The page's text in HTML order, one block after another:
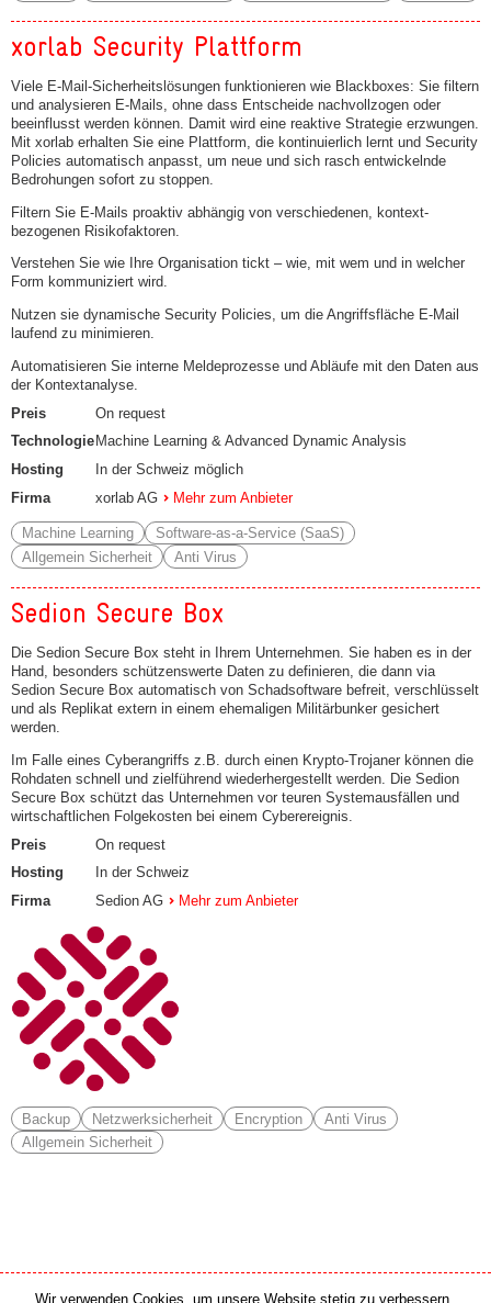
xorlab Security Plattform
Viele E-Mail-Sicherheitslösungen funktionieren wie Blackboxes: Sie filtern
und analysieren E-Mails, ohne dass Entscheide nachvollzogen oder
beeinflusst werden können. Damit wird eine reaktive Strategie erzwungen.
Mit xorlab erhalten Sie eine Plattform, die kontinuierlich lernt und Security
Policies automatisch anpasst, um neue und sich rasch entwickelnde
Bedrohungen sofort zu stoppen.
Filtern Sie E-Mails proaktiv abhängig von verschiedenen, kontext-
bezogenen Risikofaktoren.
Verstehen Sie wie Ihre Organisation tickt – wie, mit wem und in welcher
Form kommuniziert wird.
Nutzen sie dynamische Security Policies, um die Angriffsfläche E-Mail
laufend zu minimieren.
Automatisieren Sie interne Meldeprozesse und Abläufe mit den Daten aus
der Kontextanalyse.
Preis
On request
Technologie Machine Learning & Advanced Dynamic Analysis
Hosting
In der Schweiz möglich
Firma
xorlab AG Mehr zum Anbieter
Machine Learning
Software-as-a-Service (SaaS)
Allgemein Sicherheit
Anti Virus
Sedion Secure Box
Die Sedion Secure Box steht in Ihrem Unternehmen. Sie haben es in der
Hand, besonders schützenswerte Daten zu definieren, die dann via
Sedion Secure Box automatisch von Schadsoftware befreit, verschlüsselt
und als Replikat extern in einem ehemaligen Militärbunker gesichert
werden.
Im Falle eines Cyberangriffs z.B. durch einen Krypto-Trojaner können die
Rohdaten schnell und zielführend wiederhergestellt werden. Die Sedion
Secure Box schützt das Unternehmen vor teuren Systemausfällen und
wirtschaftlichen Folgekosten bei einem Cyberereignis.
Preis
On request
Hosting
In der Schweiz
Firma
Sedion AG Mehr zum Anbieter
Backup Netzwerksicherheit Encryption
Anti Virus
Allgemein Sicherheit
Medien Partner Online Partner
Wir verwenden Cookies, um unsere Website stetig zu verbessern.